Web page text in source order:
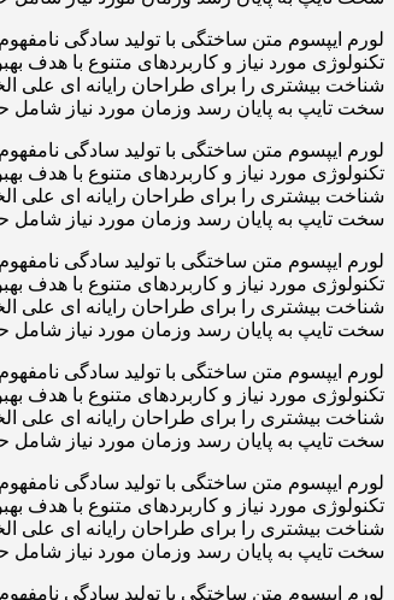
لورم ایپسوم متن ساختگی با تولید سادگی
تکنولوژی مورد نیاز و کاربردهای متنوع با هدف
شناخت بیشتری را برای طراحان رایانه ای علی
سخت تایپ به پایان رسد وزمان مورد نیاز شامل
لورم ایپسوم متن ساختگی با تولید سادگی
تکنولوژی مورد نیاز و کاربردهای متنوع با هدف
شناخت بیشتری را برای طراحان رایانه ای علی
سخت تایپ به پایان رسد وزمان مورد نیاز شامل
لورم ایپسوم متن ساختگی با تولید سادگی
تکنولوژی مورد نیاز و کاربردهای متنوع با هدف
شناخت بیشتری را برای طراحان رایانه ای علی
سخت تایپ به پایان رسد وزمان مورد نیاز شامل
لورم ایپسوم متن ساختگی با تولید سادگی
تکنولوژی مورد نیاز و کاربردهای متنوع با هدف
شناخت بیشتری را برای طراحان رایانه ای علی
سخت تایپ به پایان رسد وزمان مورد نیاز شامل
لورم ایپسوم متن ساختگی با تولید سادگی
تکنولوژی مورد نیاز و کاربردهای متنوع با هدف
شناخت بیشتری را برای طراحان رایانه ای علی
سخت تایپ به پایان رسد وزمان مورد نیاز شامل
لورم ایپسوم متن ساختگی با تولید سادگی